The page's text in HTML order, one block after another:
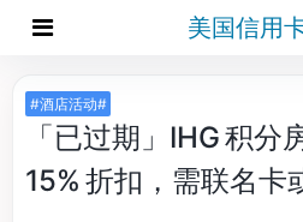
美国信用
#酒店活动#
「已过期」IHG 积分
15% 折扣，需联名卡